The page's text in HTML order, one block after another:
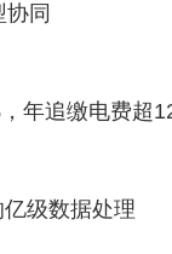
协同
年追缴电费超
级数据处理